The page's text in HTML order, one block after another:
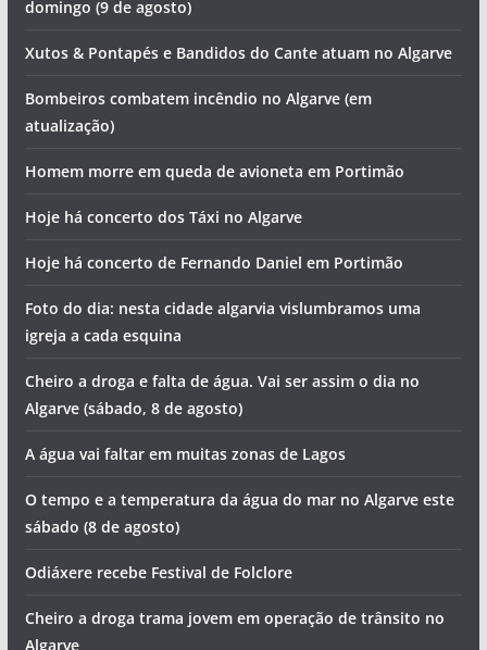
domingo (9 de agosto)
Xutos & Pontapés e Bandidos do Cante atuam no Algarve
Bombeiros combatem incêndio no Algarve (em
atualização)
Homem morre em queda de avioneta em Portimão
Hoje há concerto dos Táxi no Algarve
Hoje há concerto de Fernando Daniel em Portimão
Foto do dia: nesta cidade algarvia vislumbramos uma
igreja a cada esquina
Cheiro a droga e falta de água. Vai ser assim o dia no
Algarve (sábado, 8 de agosto)
A água vai faltar em muitas zonas de Lagos
O tempo e a temperatura da água do mar no Algarve este
sábado (8 de agosto)
Odiáxere recebe Festival de Folclore
Cheiro a droga trama jovem em operação de trânsito no
Algarve